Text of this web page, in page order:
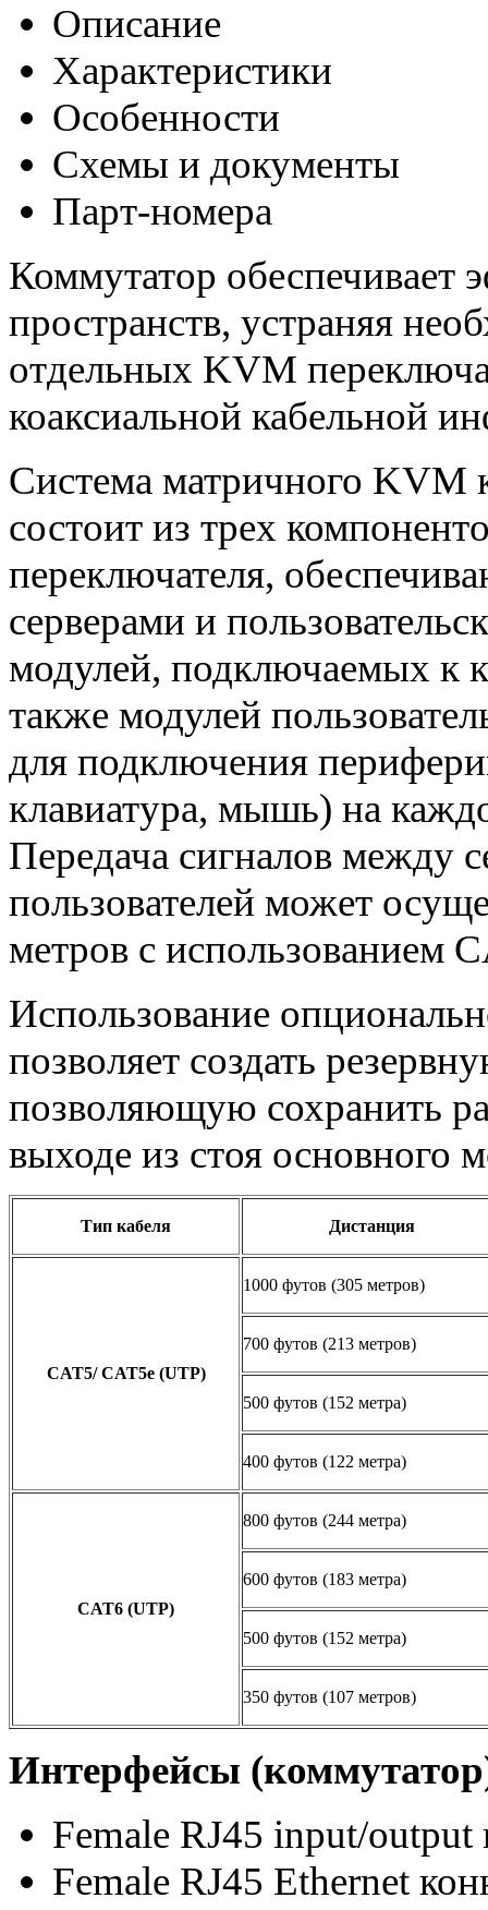
Описание
Характеристики
Особенности
Схемы и документы
Парт-номера
Коммутатор обеспечивает
пространств, устраняя
отдельных KVM
коаксиальной кабельной
Система матричного
состоит из трех
переключателя,
серверами и
модулей, подключаемых к
также модулей
для подключения
клавиатура, мышь) на
Передача сигналов между
пользователей может
метров с использованием
Использование
позволяет создать
позволяющую сохранить
выходе из стоя основного
Тип кабеля Дистанция
CAT5/ CAT5e (UTP)
1000 футов (305 метров)
700 футов (213 метров)
500 футов (152 метра)
400 футов (122 метра)
CAT6 (UTP)
800 футов (244 метра)
600 футов (183 метра)
500 футов (152 метра)
350 футов (107 метров)
Интерфейсы (коммутатор
Female RJ45 input/output
Female RJ45 Ethernet